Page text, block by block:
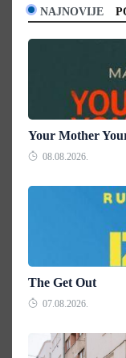
NAJNOVIJE
Your Mother
08.08.2026.
The Get Out
07.08.2026.